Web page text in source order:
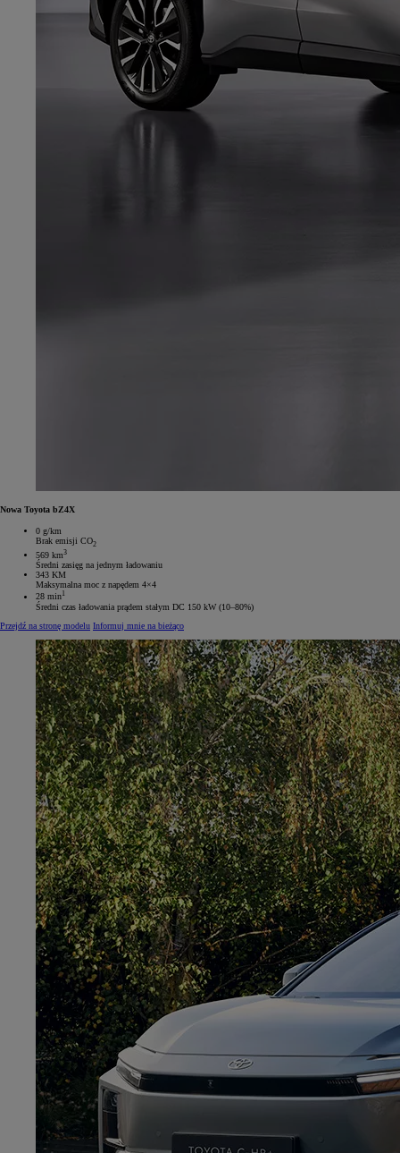
Nowa Toyota bZ4X
0 g/km
Brak emisji CO2
569 km3
Średni zasięg na jednym ładowaniu
343 KM
Maksymalna moc z napędem 4×4
28 min1
Średni czas ładowania prądem stałym DC 150 kW (10–80%)
Przejdź na stronę modelu Informuj mnie na bieżąco